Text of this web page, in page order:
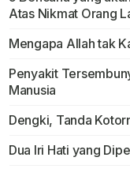
Atas Nikmat Orang
Mengapa Allah tak
Penyakit
Manusia
Dengki, Tanda
Dua Iri Hati yang